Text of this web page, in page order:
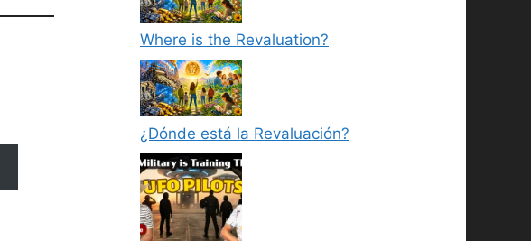
Where is the Revaluation?
¿Dónde está la Revaluación?